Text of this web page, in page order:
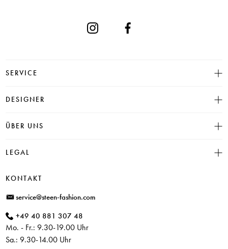
SERVICE
Größentabelle
Häufige Fragen
Rücksendung
DESIGNER
INSIEME
JUVIA
CANDICE COOPER
+ Mehr Designer
ÜBER UNS
Historie
LEGAL
Impressum
KONTAKT
service@steen-fashion.com
+49 40 881 307 48
Mo. - Fr.: 9.30-19.00 Uhr
Sa.: 9.30-14.00 Uhr